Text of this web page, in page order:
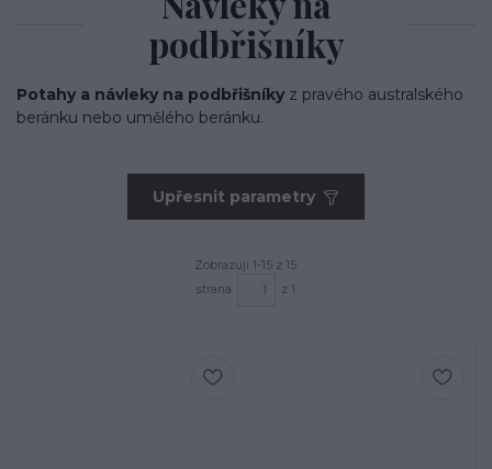
podbřišníky
Potahy a návleky na podbřišníky z pravého australského
beránku nebo umělého beránku.
Upřesnit parametry
Zobrazuji 1-15 z 15
strana
z 1